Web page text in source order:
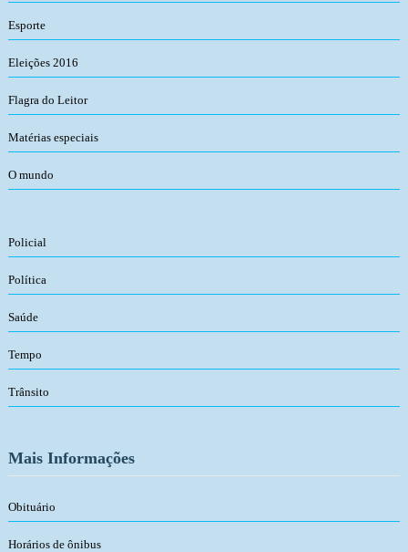
Esporte
Eleições 2016
Flagra do Leitor
Matérias especiais
O mundo
Policial
Política
Saúde
Tempo
Trânsito
Mais Informações
Obituário
Horários de ônibus